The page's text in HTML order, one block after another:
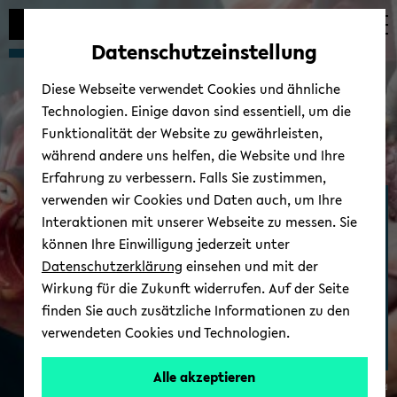
Automatische
vermeiden
zum
wechseln
zum
wechseln
zum
wechseln
Medizinische Fakul­tät
OWL
© Uni­ver­si­tät Bie­le­feld
Datenschutzeinstellung
Diese Webseite verwendet Cookies und ähnliche
Technologien. Einige davon sind essentiell, um die
Funktionalität der Website zu gewährleisten,
während andere uns helfen, die Website und Ihre
Erfahrung zu verbessern. Falls Sie zustimmen,
verwenden wir Cookies und Daten auch, um Ihre
Interaktionen mit unserer Webseite zu messen. Sie
können Ihre Einwilligung jederzeit unter
Datenschutzerklärung einsehen und mit der
Wirkung für die Zukunft widerrufen. Auf der Seite
finden Sie auch zusätzliche Informationen zu den
verwendeten Cookies und Technologien.
Alle akzeptieren